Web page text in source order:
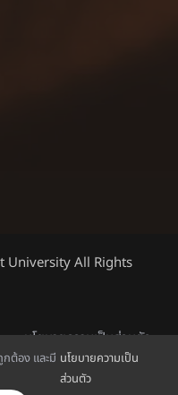
University All Rights
นโยบายความเป็นส่วนตัว
กต้อง และมี นโยบายความเป็น
ส่วนตัว